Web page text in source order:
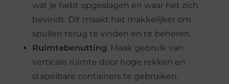
wat je hebt opgeslagen en waar het zich
bevindt. Dit maakt het makkelijker om
spullen terug te vinden en te beheren.
Ruimtebenutting: Maak gebruik van
verticale ruimte door hoge rekken en
stapelbare containers te gebruiken.